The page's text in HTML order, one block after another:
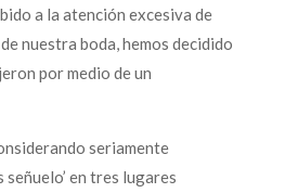
a la atención excesiva de
nuestra boda, hemos decidido
por medio de un
seriamente
en tres lugares